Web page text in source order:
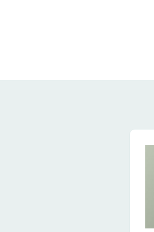
нуклеарному АГ
соединительной ткани (АНФ